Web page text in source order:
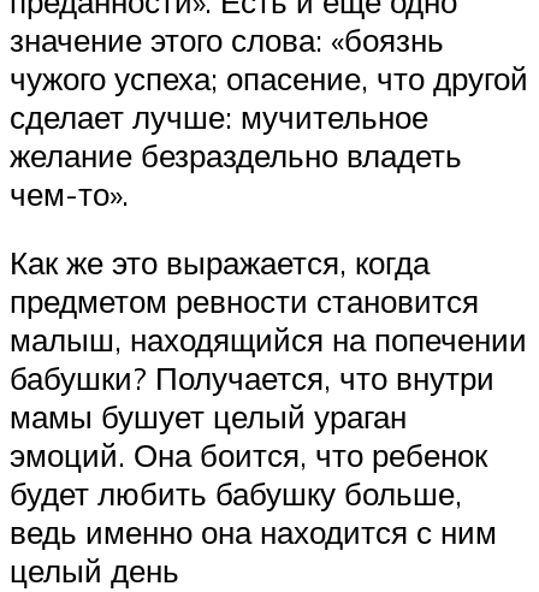
значение этого слова: «боязнь
чужого успеха; опасение, что другой
сделает лучше: мучительное
желание безраздельно владеть
чем-то».
Как же это выражается, когда
предметом ревности становится
малыш, находящийся на попечении
бабушки? Получается, что внутри
мамы бушует целый ураган
эмоций. Она боится, что ребенок
будет любить бабушку больше,
ведь именно она находится с ним
целый день